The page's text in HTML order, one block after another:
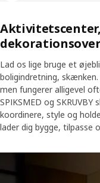
Lad os lige bruge et
boligindretning,
men fungerer alligevel
SPIKSMED og
koordinere, style og
lader dig bygge, tilpasse